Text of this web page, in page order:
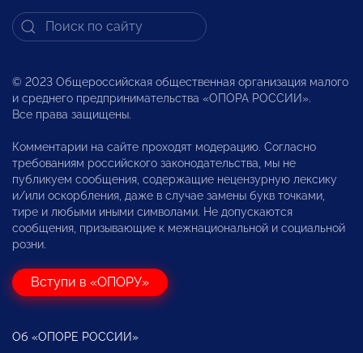
© 2023 Общероссийская общественная организация малого
и среднего предпринимательства «ОПОРА РОССИИ».
Все права защищены.
Комментарии на сайте проходят модерацию. Согласно
требованиям российского законодательства, мы не
публикуем сообщения, содержащие нецензурную лексику
и/или оскорбления, даже в случае замены букв точками,
тире и любыми иными символами. Не допускаются
сообщения, призывающие к межнациональной и социальной
розни.
Вступи в «ОПОРУ»
Об «ОПОРЕ РОССИИ»